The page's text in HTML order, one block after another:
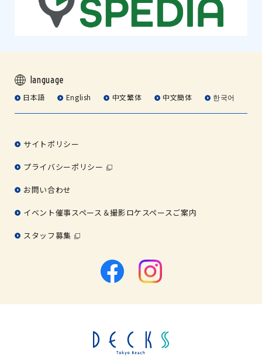
language
日本語 English 中文繁体 中文簡体 한국어
サイトポリシー
プライバシーポリシー
お問い合わせ
イベント催事スペース＆撮影ロケスペースご案内
スタッフ募集